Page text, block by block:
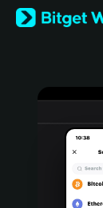
English
日本語
Türkçe